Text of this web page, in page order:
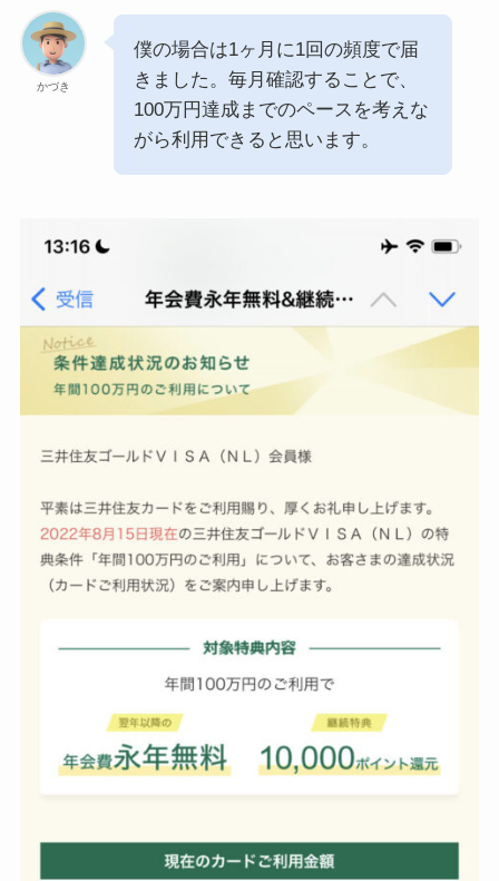
かづき
僕の場合は1ヶ月に1回の頻度で届
きました。毎月確認することで、
100万円達成までのペースを考えな
がら利用できると思います。